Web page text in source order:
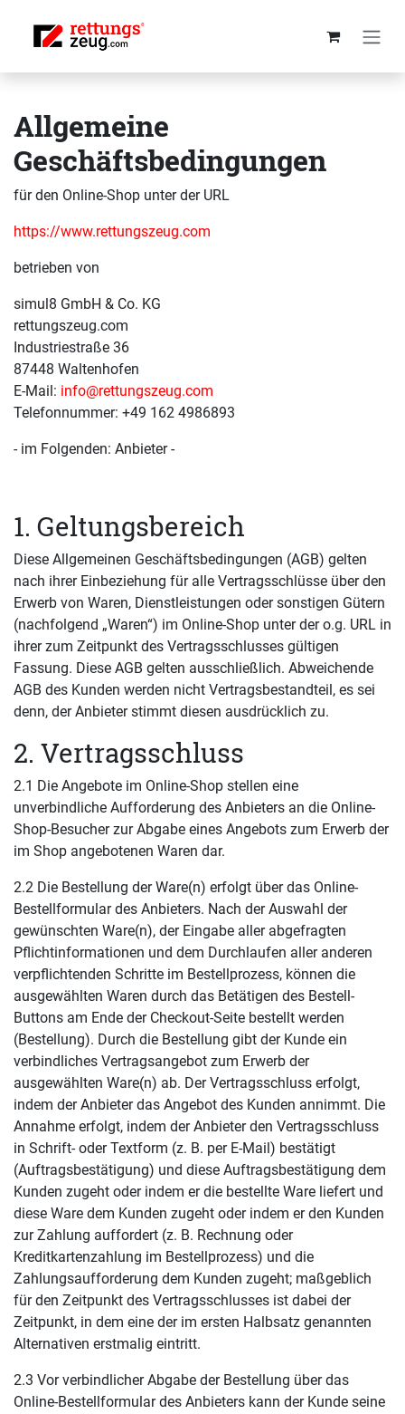
Allgemeine
Geschäftsbedingungen
für den Online-Shop unter der URL
https://www.rettungszeug.com
betrieben von
simul8 GmbH & Co. KG
rettungszeug.com
Industriestraße 36
87448 Waltenhofen
E-Mail: info@rettungszeug.com
Telefonnummer: +49 162 4986893
- im Folgenden: Anbieter -
1. Geltungsbereich
Diese Allgemeinen Geschäftsbedingungen (AGB) gelten
nach ihrer Einbeziehung für alle Vertragsschlüsse über den
Erwerb von Waren, Dienstleistungen oder sonstigen Gütern
(nachfolgend „Waren“) im Online-Shop unter der o.g. URL in
ihrer zum Zeitpunkt des Vertragsschlusses gültigen
Fassung. Diese AGB gelten ausschließlich. Abweichende
AGB des Kunden werden nicht Vertragsbestandteil, es sei
denn, der Anbieter stimmt diesen ausdrücklich zu.
2. Vertragsschluss
2.1 Die Angebote im Online-Shop stellen eine
unverbindliche Aufforderung des Anbieters an die Online-
Shop-Besucher zur Abgabe eines Angebots zum Erwerb der
im Shop angebotenen Waren dar.
2.2 Die Bestellung der Ware(n) erfolgt über das Online-
Bestellformular des Anbieters. Nach der Auswahl der
gewünschten Ware(n), der Eingabe aller abgefragten
Pflichtinformationen und dem Durchlaufen aller anderen
verpflichtenden Schritte im Bestellprozess, können die
ausgewählten Waren durch das Betätigen des Bestell-
Buttons am Ende der Checkout-Seite bestellt werden
(Bestellung). Durch die Bestellung gibt der Kunde ein
verbindliches Vertragsangebot zum Erwerb der
ausgewählten Ware(n) ab. Der Vertragsschluss erfolgt,
indem der Anbieter das Angebot des Kunden annimmt. Die
Annahme erfolgt, indem der Anbieter den Vertragsschluss
in Schrift- oder Textform (z. B. per E-Mail) bestätigt
(Auftragsbestätigung) und diese Auftragsbestätigung dem
Kunden zugeht oder indem er die bestellte Ware liefert und
diese Ware dem Kunden zugeht oder indem er den Kunden
zur Zahlung auffordert (z. B. Rechnung oder
Kreditkartenzahlung im Bestellprozess) und die
Zahlungsaufforderung dem Kunden zugeht; maßgeblich
für den Zeitpunkt des Vertragsschlusses ist dabei der
Zeitpunkt, in dem eine der im ersten Halbsatz genannten
Alternativen erstmalig eintritt.
2.3 Vor verbindlicher Abgabe der Bestellung über das
Online-Bestellformular des Anbieters kann der Kunde seine